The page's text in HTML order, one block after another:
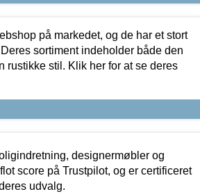
på markedet, og de har et stort
sortiment indeholder både den
rustikke stil. Klik her for at se deres
designermøbler og
score på Trustpilot, og er certificeret
udvalg.